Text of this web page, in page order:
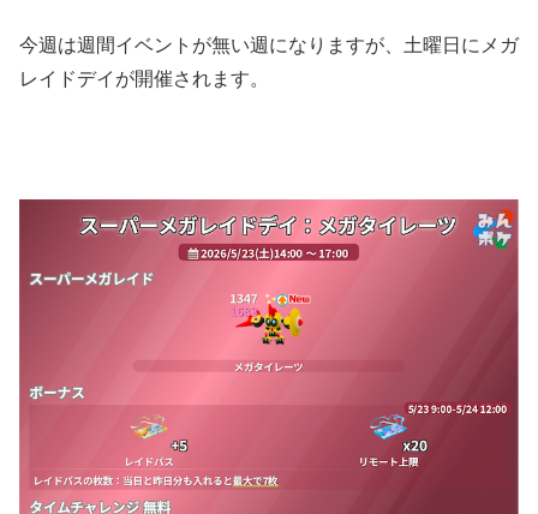
今週は週間イベントが無い週になりますが、土曜日にメガ
レイドデイが開催されます。